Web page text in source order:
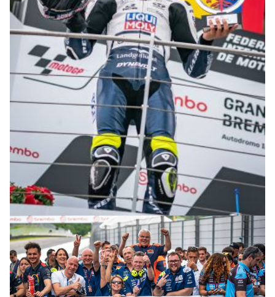
© R.Lekl & S.Wobser